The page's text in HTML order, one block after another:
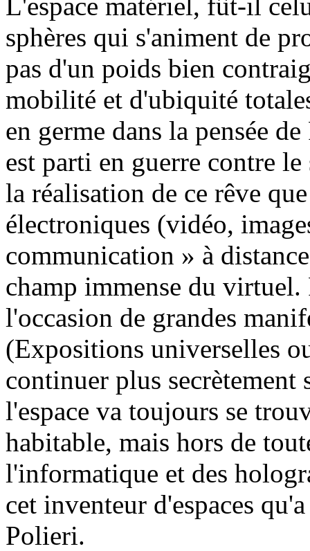
sphères qui s'animent de
pas d'un poids bien
mobilité et d'ubiquité
en germe dans la pensée
est parti en guerre contre
la réalisation de ce rêve
électroniques (vidéo,
communication » à
champ immense du
l'occasion de grandes
(Expositions universelles
continuer plus secrètement
l'espace va toujours se
habitable, mais hors de
l'informatique et des
cet inventeur d'espaces
Polieri.